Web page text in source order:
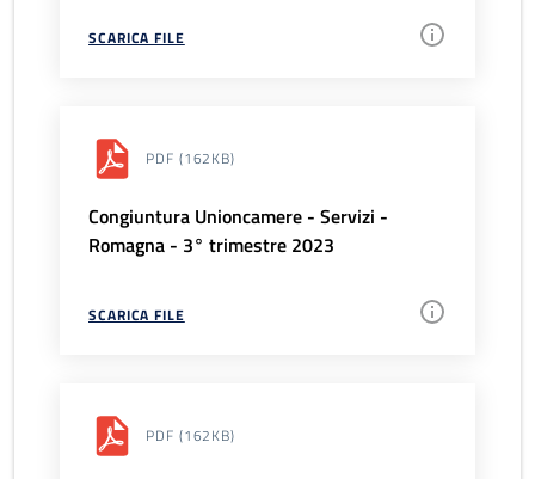
SCARICA FILE
PDF (162KB)
Congiuntura Unioncamere - Servizi -
Romagna - 3° trimestre 2023
SCARICA FILE
PDF (162KB)